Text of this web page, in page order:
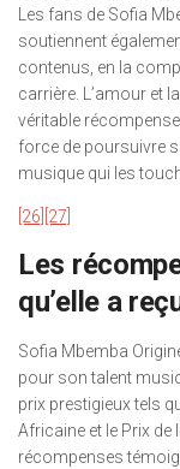
Les fans de Sofia
soutiennent
contenus, en la
carrière. L’amour et
véritable
force de poursuivre
musique qui les
[26] [27]
Les
qu’elle a
Sofia Mbemba
pour son talent
prix prestigieux tels
Africaine et le Prix de
récompenses